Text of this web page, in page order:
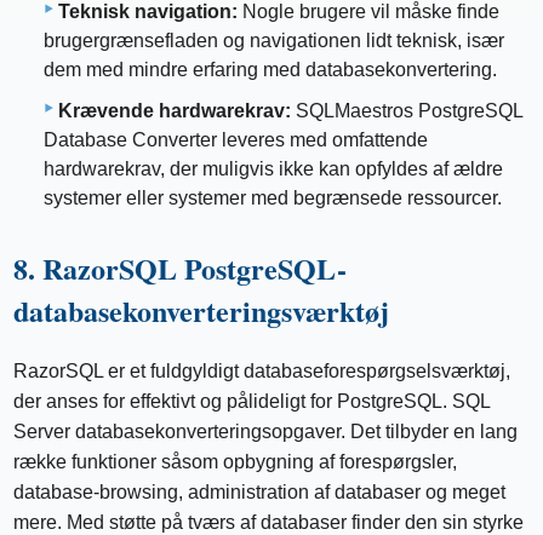
Teknisk navigation: Nogle brugere vil måske finde
brugergrænsefladen og navigationen lidt teknisk, især
dem med mindre erfaring med databasekonvertering.
Krævende hardwarekrav: SQLMaestros PostgreSQL
Database Converter leveres med omfattende
hardwarekrav, der muligvis ikke kan opfyldes af ældre
systemer eller systemer med begrænsede ressourcer.
8. RazorSQL PostgreSQL-
databasekonverteringsværktøj
RazorSQL er et fuldgyldigt databaseforespørgselsværktøj,
der anses for effektivt og pålideligt for PostgreSQL. SQL
Server databasekonverteringsopgaver. Det tilbyder en lang
række funktioner såsom opbygning af forespørgsler,
database-browsing, administration af databaser og meget
mere. Med støtte på tværs af databaser finder den sin styrke